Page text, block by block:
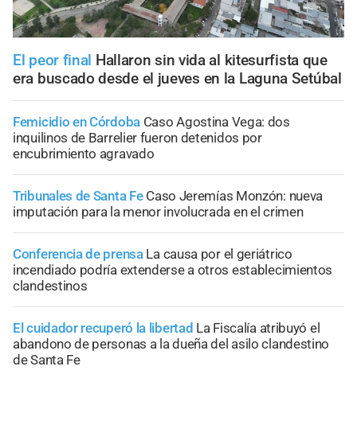
El peor final Hallaron sin vida al kitesurfista que
era buscado desde el jueves en la Laguna Setúbal
Femicidio en Córdoba Caso Agostina Vega: dos
inquilinos de Barrelier fueron detenidos por
encubrimiento agravado
Tribunales de Santa Fe Caso Jeremías Monzón: nueva
imputación para la menor involucrada en el crimen
Conferencia de prensa La causa por el geriátrico
incendiado podría extenderse a otros establecimientos
clandestinos
El cuidador recuperó la libertad La Fiscalía atribuyó el
abandono de personas a la dueña del asilo clandestino
de Santa Fe